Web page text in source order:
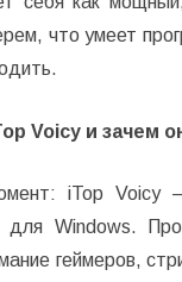
что умеет
Voicy и зачем
iTop Voicy
для Windows.
геймеров,